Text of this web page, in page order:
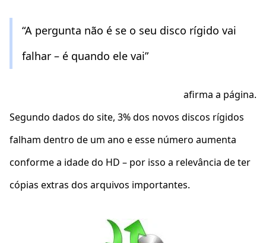
“A pergunta não é se o seu disco rígido vai
falhar – é quando ele vai”
afirma a página.
Segundo dados do site, 3% dos novos discos rígidos
falham dentro de um ano e esse número aumenta
conforme a idade do HD – por isso a relevância de ter
cópias extras dos arquivos importantes.